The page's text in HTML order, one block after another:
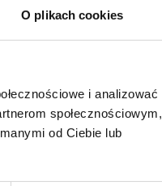
O plikach cookies
i analizować
społecznościowym,
od Ciebie lub